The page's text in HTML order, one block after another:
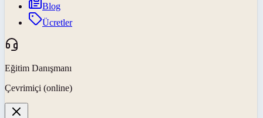
Blog
Ücretler
Eğitim Danışmanı
Çevrimiçi (online)